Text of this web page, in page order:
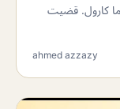
كارول. قضيت
ahmed azzazy